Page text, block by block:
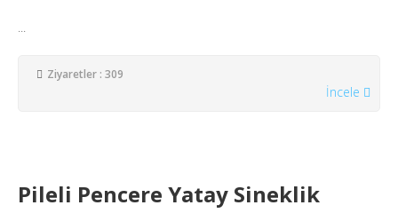
...
Ziyaretler : 309
İncele
Pileli Pencere Yatay Sineklik